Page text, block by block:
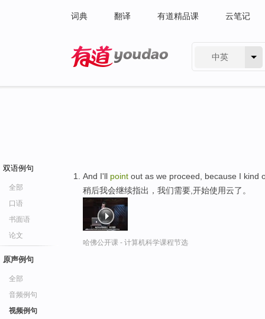
词典 翻译 有道精品课 云笔记
中英
双语例句
全部
口语
书面语
论文
原声例句
全部
音频例句
视频例句
And I'll point out as we proceed, because I kind
稍后我会继续指出，我们需要,开始使用云了。
哈佛公开课 - 计算机科学课程节选